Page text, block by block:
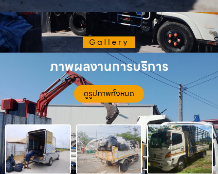
Gallery
ภาพผลงานการบริการ
ดูรูปภาพทั้งหมด